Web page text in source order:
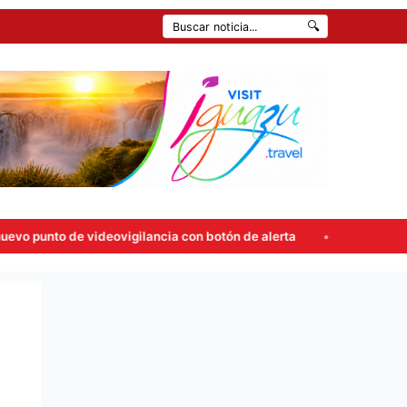
🔍
con botón de alerta Carlos Rovira rompió